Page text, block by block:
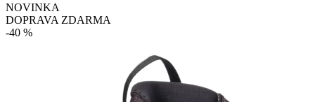
NOVINKA
DOPRAVA ZDARMA
-40 %